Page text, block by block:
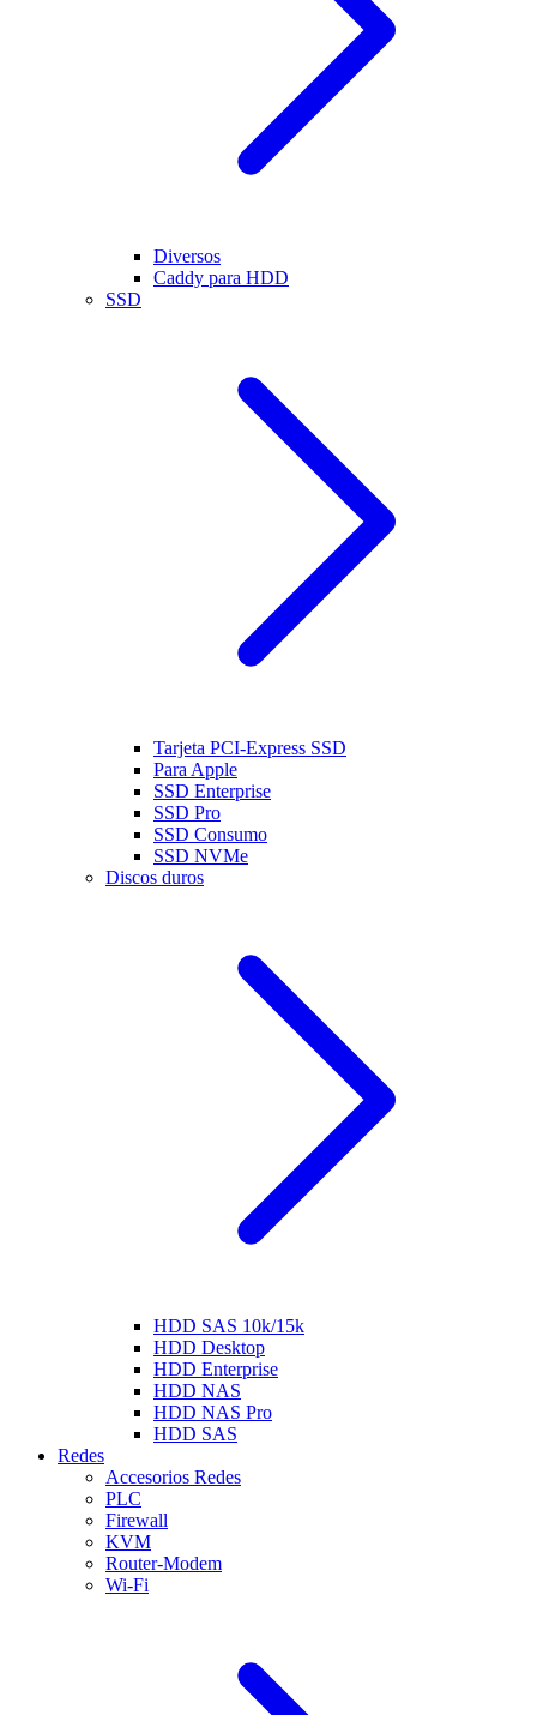
Diversos
Caddy para HDD
SSD
Tarjeta PCI-Express SSD
Para Apple
SSD Enterprise
SSD Pro
SSD Consumo
SSD NVMe
Discos duros
HDD SAS 10k/15k
HDD Desktop
HDD Enterprise
HDD NAS
HDD NAS Pro
HDD SAS
Redes
Accesorios Redes
PLC
Firewall
KVM
Router-Modem
Wi-Fi